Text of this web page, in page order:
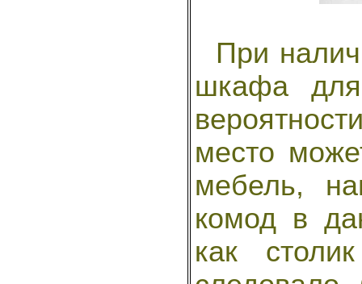
При
шкафа
место
мебель,
комод в
как